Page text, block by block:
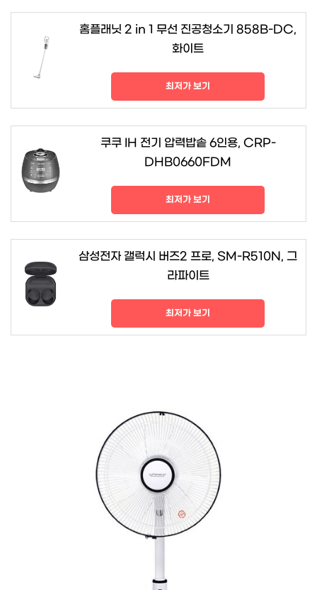
홈플래닛 2 in 1 무선 진공청소기 858B-DC,
화이트
최저가 보기
쿠쿠 IH 전기 압력밥솥 6인용, CRP-
DHB0660FDM
최저가 보기
삼성전자 갤럭시 버즈2 프로, SM-R510N, 그
라파이트
최저가 보기